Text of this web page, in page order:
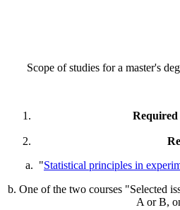
Scope of studies for a master's
Required
a. "Statistical principles in
b. One of the two courses "Selected
A or B,